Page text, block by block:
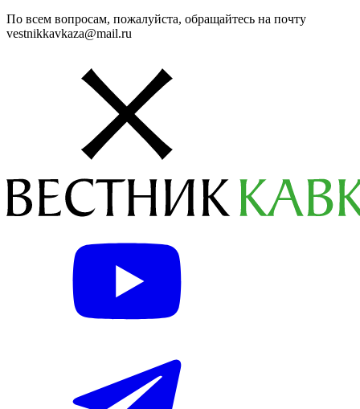
По всем вопросам, пожалуйста, обращайтесь на почту
vestnikkavkaza@mail.ru